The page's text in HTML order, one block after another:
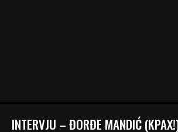
INTERVJU – ĐORĐE MANDIĆ